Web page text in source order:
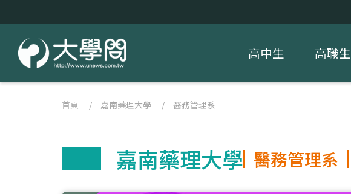
高中生 高職生
首頁 / 嘉南藥理大學 / 醫務管理系
嘉南藥理大學 醫務管理系